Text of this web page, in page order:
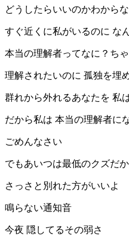
どうしたらいいのかわから
すぐ近くに私がいるのに な
本当の理解者ってなに？ち
理解されたいのに 孤独を埋
群れから外れるあなたを 私
だから私は 本当の理解者に
ごめんなさい
でもあいつは最低のクズだ
さっさと別れた方がいいよ
鳴らない通知音
今夜 隠してるその弱さ